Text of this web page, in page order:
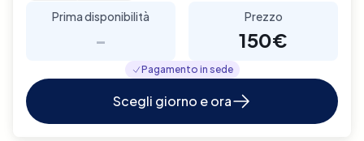
Prima disponibilità
-
Prezzo
150€
Pagamento in sede
Scegli giorno e ora